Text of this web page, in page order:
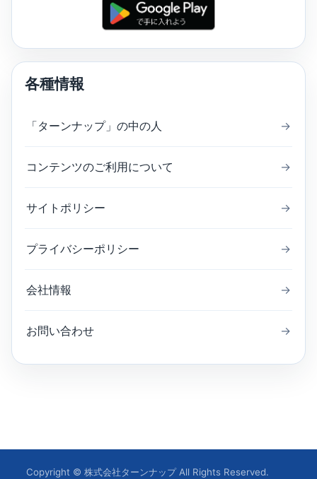
各種情報
「ターンナップ」の中の人 →
コンテンツのご利用について →
サイトポリシー →
プライバシーポリシー →
会社情報 →
お問い合わせ →
Copyright © 株式会社ターンナップ All Rights Reserved.